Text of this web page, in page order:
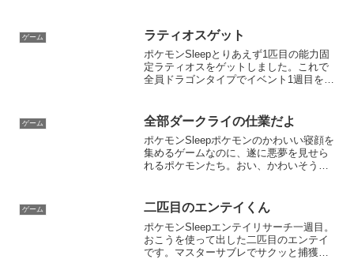
ガチャは悪い文化！これに懲りずに次の
イベントも頑張りま...
ゲーム ラティオスゲット
ポケモンSleepとりあえず1匹目の能力固
定ラティオスをゲットしました。これで
全員ドラゴンタイプでイベント1週目を終
個体ラティアスで運を使い果たした予感
がします。ラテ...
ゲーム 全部ダークライの仕業だよ
ポケモンSleepポケモンのかわいい寝顔を
集めるゲームなのに、遂に悪夢を見せら
れるポケモンたち。おい、かわいそうだ
りました。助けてクレセリア……今週は
エスパータイプが強い...
ゲーム 二匹目のエンテイくん
ポケモンSleepエンテイリサーチ一週目。
おこうを使って出した二匹目のエンテイ
です。マスターサブレでサクッと捕獲し